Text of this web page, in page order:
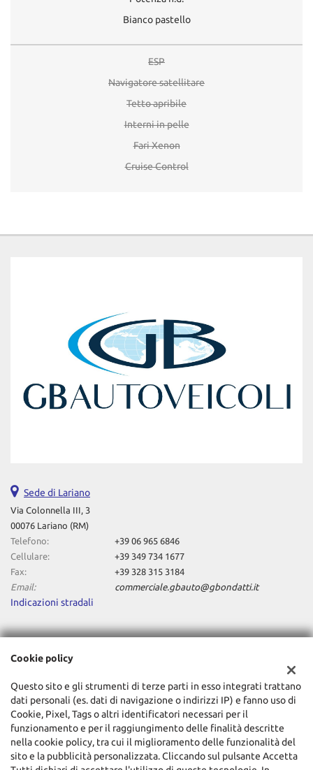
Bianco pastello
ESP
Navigatore satellitare
Tetto apribile
Interni in pelle
Fari Xenon
Cruise Control
Sede di Lariano
Via Colonnella III, 3
00076 Lariano (RM)
Telefono:
+39 06 965 6846
Cellulare:
+39 349 734 1677
Fax:
+39 328 315 3184
Email:
commerciale.gbauto@gbondatti.it
Indicazioni stradali
Dati fiscali:
Gianluca Bondatti Autoveicoli Srl
Via Colonnella III, 3, Lariano (RM)
C.F/P.IVA:08117401003
Registro delle imprese:RM
Cookie policy
Questo sito e gli strumenti di terze parti in esso integrati trattano
dati personali (es. dati di navigazione o indirizzi IP) e fanno uso di
Cookie, Pixel, Tags o altri identificatori necessari per il
funzionamento e per il raggiungimento delle finalità descritte
nella cookie policy, tra cui il miglioramento delle funzionalità del
sito e la pubblicità personalizzata. Cliccando sul pulsante Accetta